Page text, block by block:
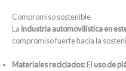
Compromiso sostenible
La industria automovilística en
compromiso fuerte hacia la
Materiales reciclados: El uso de